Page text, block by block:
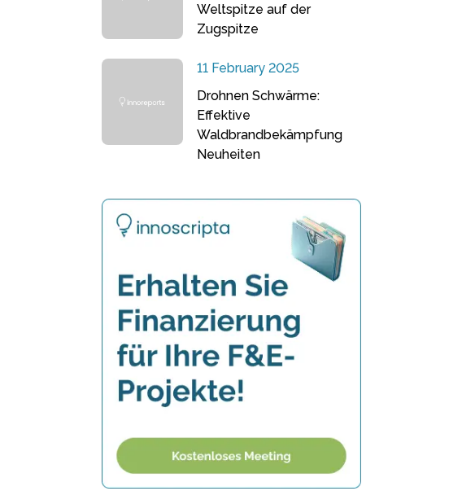
Weltspitze auf der
Zugspitze
11 February 2025
Drohnen Schwärme:
Effektive
Waldbrandbekämpfung
Neuheiten